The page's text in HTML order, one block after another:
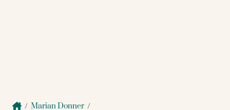
/ Marian Donner /